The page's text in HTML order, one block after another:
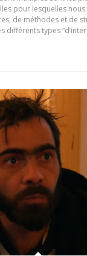
pour lesquelles
de méthodes et de
différents types